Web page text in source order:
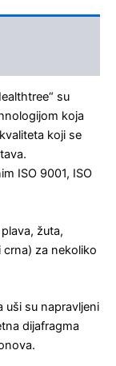
su
koja
koji se
ISO 9001, ISO
žuta,
za nekoliko
uši su napravljeni
dijafragma